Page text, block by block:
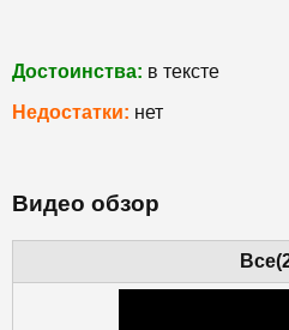
Достоинства: в тексте
Недостатки: нет
Видео обзор